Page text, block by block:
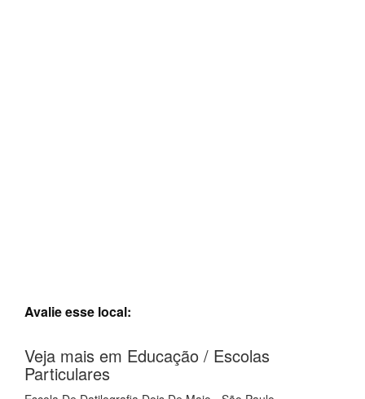
Avalie esse local:
Veja mais em Educação / Escolas
Particulares